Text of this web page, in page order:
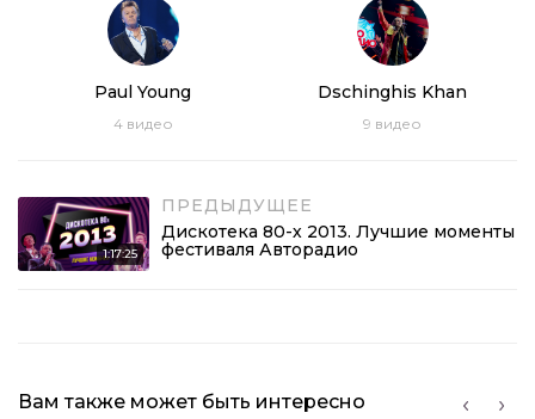
Paul Young
4видео
Dschinghis Khan
9 видео
1:17:25
ПРЕДЫДУЩЕЕ
Дискотека 80-х 2013. Лучшие моменты
фестиваля Авторадио
Вам также может быть интересно